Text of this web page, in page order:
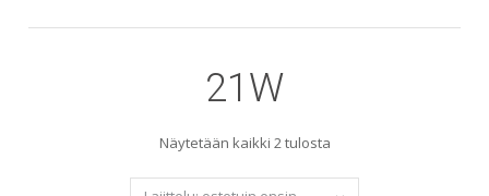
21W
Näytetään kaikki 2 tulostaSorted
by